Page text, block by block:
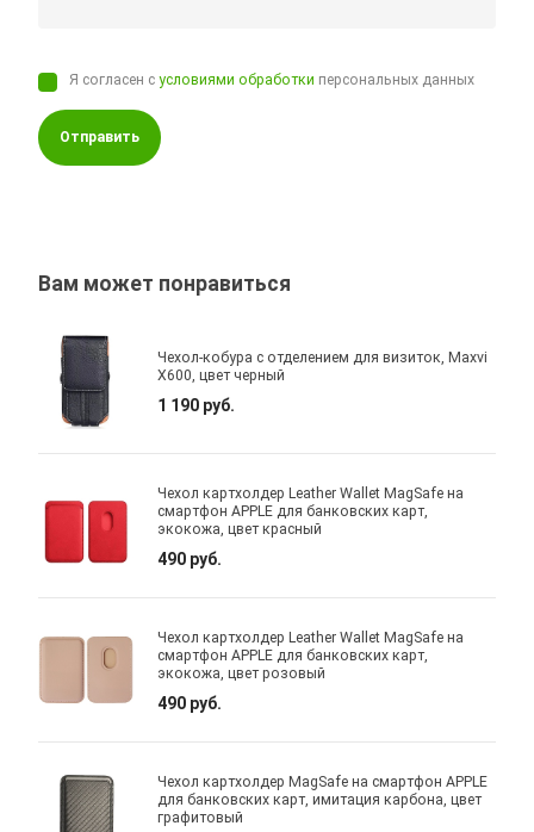
Я согласен сусловиями обработки персональных данных
Отправить
Вам может понравиться
Чехол-кобура с отделением для визиток, Maxvi
X600, цвет черный
1 190 руб.
Чехол картхолдер Leather Wallet MagSafe на
смартфон APPLE для банковских карт,
экокожа, цвет красный
490 руб.
Чехол картхолдер Leather Wallet MagSafe на
смартфон APPLE для банковских карт,
экокожа, цвет розовый
490 руб.
Чехол картхолдер MagSafe на смартфон APPLE
для банковских карт, имитация карбона, цвет
графитовый